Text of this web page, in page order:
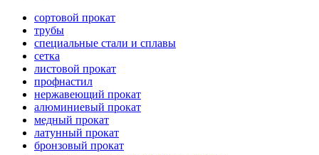
сортовой прокат
трубы
специальные стали и сплавы
сетка
листовой прокат
профнастил
нержавеющий прокат
алюминиевый прокат
медный прокат
латунный прокат
бронзовый прокат